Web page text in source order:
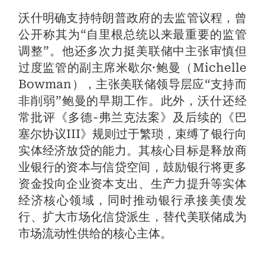
沃什明确支持特朗普政府的去监管议程，曾
公开称其为“自里根总统以来最重要的监管
调整”。他还多次力挺美联储中主张审慎但
过度监管的副主席米歇尔·鲍曼（Michelle
Bowman），主张美联储领导层应“支持而
非削弱”鲍曼的早期工作。此外，沃什还经
常批评《多德-弗兰克法案》及后续的《巴
塞尔协议III》规则过于繁琐，束缚了银行向
实体经济放贷的能力。其核心目标是释放商
业银行的资本与信贷空间，鼓励银行将更多
资金投向企业资本支出、生产力提升等实体
经济核心领域，同时推动银行承接美债发
行、扩大市场化信贷派生，替代美联储成为
市场流动性供给的核心主体。